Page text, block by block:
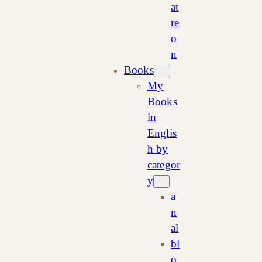
at
re
o
n
Books
My
Books
in
Englis
h by
categor
y
a
n
al
bl
o